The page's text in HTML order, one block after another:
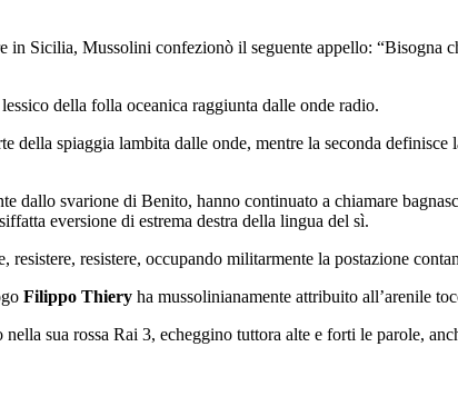
Sicilia, Mussolini confezionò il seguente appello: “Bisogna
della folla oceanica raggiunta dalle onde radio.
spiaggia lambita dalle onde, mentre la seconda
dallo svarione di Benito, hanno continuato a chiamare
eversione di estrema destra della lingua del sì.
resistere, resistere, occupando militarmente la postazione
Filippo Thiery ha mussolinianamente attribuito all’arenile
sua rossa Rai 3, echeggino tuttora alte e forti le parole,